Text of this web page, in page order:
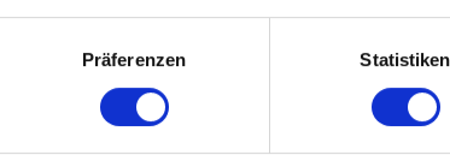
Präferenzen Statistiken
Welcome Coffee